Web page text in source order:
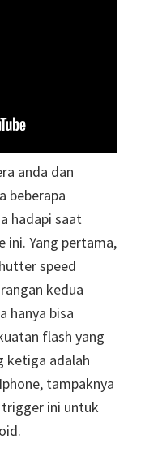
anda dan
beberapa
hadapi saat
ini. Yang pertama,
speed
kedua
hanya bisa
flash yang
ketiga adalah
tampaknya
trigger ini untuk